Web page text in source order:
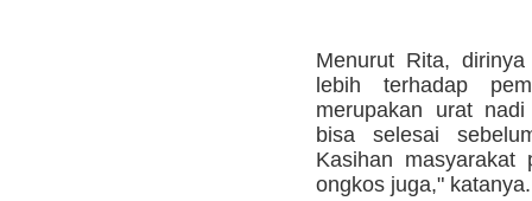
Menurut Rita,
lebih terhadap
merupakan urat
bisa selesai
Kasihan
ongkos juga," katanya.